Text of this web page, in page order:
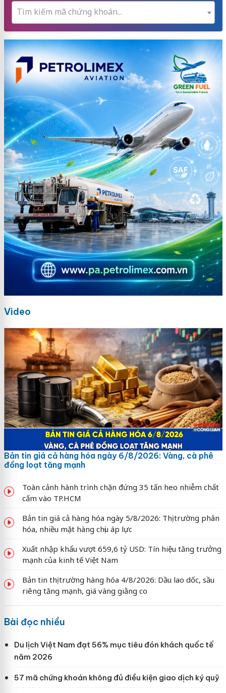
Tìm kiếm mã chứng khoán...
Video
Bản tin giá cả hàng hóa ngày 6/8/2026: Vàng, cà phê
đồng loạt tăng mạnh
Toàn cảnh hành trình chặn đứng 35 tấn heo nhiễm chất
cấm vào TP.HCM
Bản tin giá cả hàng hóa ngày 5/8/2026: Thị trường phân
hóa, nhiều mặt hàng chịu áp lực
Xuất nhập khẩu vượt 659,6 tỷ USD: Tín hiệu tăng trưởng
mạnh của kinh tế Việt Nam
Bản tin thị trường hàng hóa 4/8/2026: Dầu lao dốc, sầu
riêng tăng mạnh, giá vàng giằng co
Bài đọc nhiều
Du lịch Việt Nam đạt 56% mục tiêu đón khách quốc tế
năm 2026
57 mã chứng khoán không đủ điều kiện giao dịch ký quỹ